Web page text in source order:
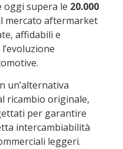
oggi supera le 20.000
mercato aftermarket
affidabili e
un’alternativa
ricambio originale,
per garantire
intercambiabilità
leggeri.